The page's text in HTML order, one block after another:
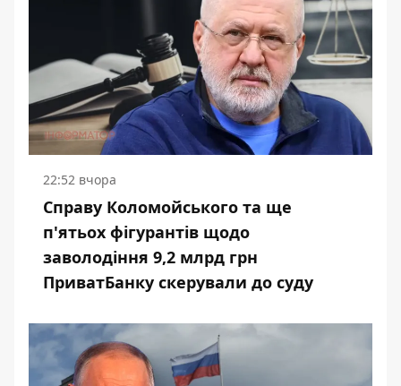
22:52 вчора
Справу Коломойського та ще
п'ятьох фігурантів щодо
заволодіння 9,2 млрд грн
ПриватБанку скерували до суду